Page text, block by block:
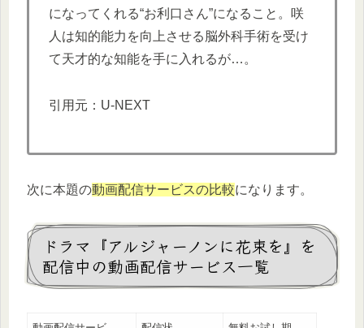
になってくれる“お利口さん”になること。咲
人は知的能力を向上させる脳外科手術を受け
て天才的な知能を手に入れるが…。
引用元：U-NEXT
次に本題の動画配信サービスの比較になります。
ドラマ『アルジャーノンに花束を』を
配信中の動画配信サービス一覧